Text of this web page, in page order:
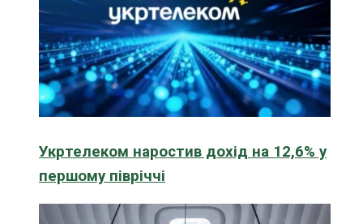
Укртелеком наростив дохід на 12,6% у
першому півріччі